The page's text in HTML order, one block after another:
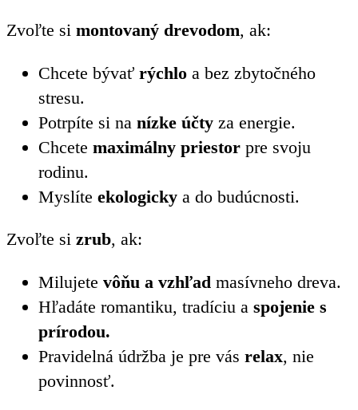
Zvoľte si montovaný drevodom, ak:
Chcete bývať rýchlo a bez zbytočného
stresu.
Potrpíte si na nízke účty za energie.
Chcete maximálny priestor pre svoju
rodinu.
Myslíte ekologicky a do budúcnosti.
Zvoľte si zrub, ak:
Milujete vôňu a vzhľad masívneho dreva.
Hľadáte romantiku, tradíciu a spojenie s
prírodou.
Pravidelná údržba je pre vás relax, nie
povinnosť.